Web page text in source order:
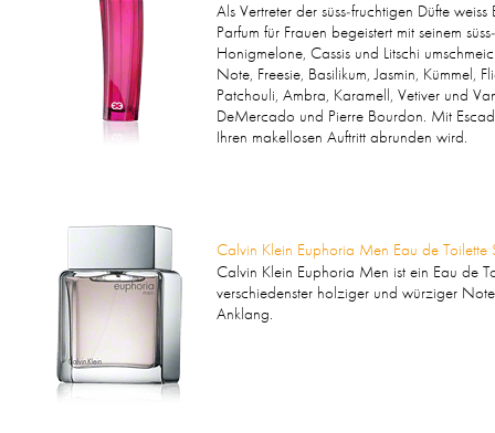
Als Vertreter der süss-fruchtigen Düfte
Parfum für Frauen begeistert mit seinem
Honigmelone, Cassis und Litschi
Note, Freesie, Basilikum, Jasmin,
Patchouli, Ambra, Karamell, Vetiver und
DeMercado und Pierre Bourdon. Mit
Ihren makellosen Auftritt abrunden wird.
Calvin Klein Euphoria Men Eau de Toilette
Calvin Klein Euphoria Men ist ein Eau de
verschiedenster holziger und würziger
Anklang.